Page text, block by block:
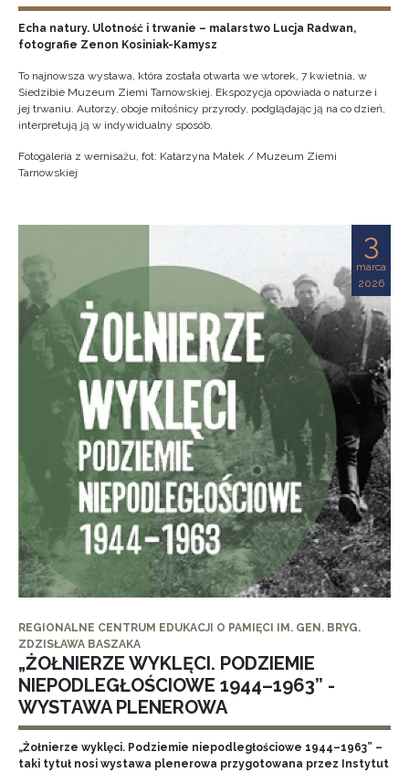
Echa natury. Ulotność i trwanie – malarstwo Lucja Radwan,
fotografie Zenon Kosiniak-Kamysz
To najnowsza wystawa, która została otwarta we wtorek, 7 kwietnia, w
Siedzibie Muzeum Ziemi Tarnowskiej. Ekspozycja opowiada o naturze i
jej trwaniu. Autorzy, oboje miłośnicy przyrody, podglądając ją na co dzień,
interpretują ją w indywidualny sposób.
Fotogaleria z wernisażu, fot: Katarzyna Małek / Muzeum Ziemi
Tarnowskiej
3
marca
2026
REGIONALNE CENTRUM EDUKACJI O PAMIĘCI IM. GEN. BRYG.
ZDZISŁAWA BASZAKA
„ŻOŁNIERZE WYKLĘCI. PODZIEMIE
NIEPODLEGŁOŚCIOWE 1944–1963” -
WYSTAWA PLENEROWA
„Żołnierze wyklęci. Podziemie niepodległościowe 1944–1963” –
taki tytuł nosi wystawa plenerowa przygotowana przez Instytut